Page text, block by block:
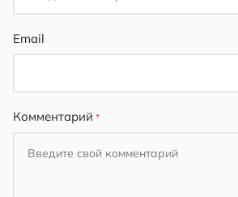
Email
Комментарий